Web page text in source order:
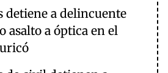
detiene a delincuente
asalto a óptica en el